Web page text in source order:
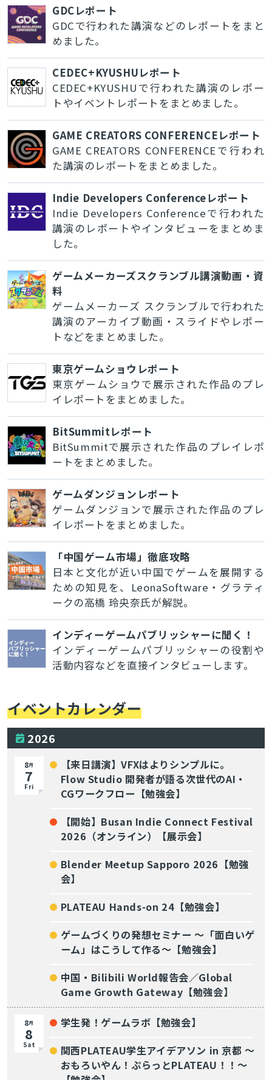
GDCレポート
GDCで行われた講演などのレポートをまと
めました。
CEDEC+KYUSHUレポート
CEDEC+KYUSHUで行われた講演のレポー
トやイベントレポートをまとめました。
GAME CREATORS CONFERENCEレポート
GAME CREATORS CONFERENCEで行われ
た講演のレポートをまとめました。
Indie Developers Conferenceレポート
Indie Developers Conferenceで行われた
講演のレポートやインタビューをまとめま
した。
ゲームメーカーズスクランブル講演動画・資
料
ゲームメーカーズ スクランブルで行われた
講演のアーカイブ動画・スライドやレポー
トなどをまとめました。
東京ゲームショウレポート
東京ゲームショウで展示された作品のプレ
イレポートをまとめました。
BitSummitレポート
BitSummitで展示された作品のプレイレポ
ートをまとめました。
ゲームダンジョンレポート
ゲームダンジョンで展示された作品のプレ
イレポートをまとめました。
「中国ゲーム市場」徹底攻略
日本と文化が近い中国でゲームを展開する
ための知見を、LeonaSoftware・グラティ
ークの高橋 玲央奈氏が解説。
インディーゲームパブリッシャーに聞く！
インディーゲームパブリッシャーの役割や
活動内容などを直接インタビューします。
イベントカレンダー
2026
8月
7
Fri
【来日講演】VFXはよりシンプルに。
Flow Studio 開発者が語る次世代のAI・
CGワークフロー【勉強会】
【開始】Busan Indie Connect Festival
2026（オンライン）【展示会】
Blender Meetup Sapporo 2026【勉強
会】
PLATEAU Hands-on 24【勉強会】
ゲームづくりの発想セミナー ～「面白いゲ
ーム」はこうして作る～【勉強会】
中国・Bilibili World報告会／Global
Game Growth Gateway【勉強会】
8月
8
Sat
学生発！ゲームラボ【勉強会】
関西PLATEAU学生アイデアソン in 京都 〜
おもろいやん！ぷらっとPLATEAU！！〜